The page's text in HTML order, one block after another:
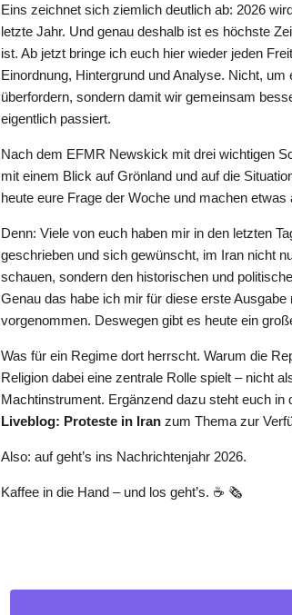
Eins zeichnet sich ziemlich deutlich ab: 2026
letzte Jahr. Und genau deshalb ist es höchste
ist. Ab jetzt bringe ich euch hier wieder jeden
Einordnung, Hintergrund und Analyse. Nicht,
überfordern, sondern damit wir gemeinsam
eigentlich passiert.
Nach dem EFMR Newskick mit drei wichtigen
mit einem Blick auf Grönland und auf die
heute eure Frage der Woche und machen etwas
Denn: Viele von euch haben mir in den letzten
geschrieben und sich gewünscht, im Iran nicht
schauen, sondern den historischen und
Genau das habe ich mir für diese erste Ausgabe
vorgenommen. Deswegen gibt es heute ein
Was für ein Regime dort herrscht. Warum die
Religion dabei eine zentrale Rolle spielt – nicht
Machtinstrument. Ergänzend dazu steht euch in
Liveblog: Proteste in Iran zum Thema zur
Also: auf geht’s ins Nachrichtenjahr 2026.
Kaffee in die Hand – und los geht’s. ☕️ 🗞️